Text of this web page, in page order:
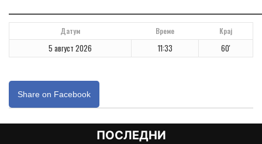
Датум Време Крај
5 август 2026 11:33 60'
Share on Facebook
ПОСЛЕДНИ